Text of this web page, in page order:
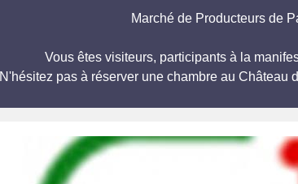
Marché de Producteurs de
Vous êtes visiteurs, participants à la
N'hésitez pas à réserver une chambre au Château